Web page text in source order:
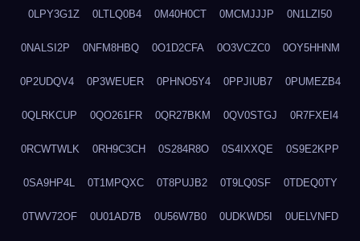
0LPY3G1Z 0LTLQ0B4 0M40H0CT 0MCMJJJP 0N1LZI50
0NALSI2P 0NFM8HBQ 0O1D2CFA 0O3VCZC0 0OY5HHNM
0P2UDQV4 0P3WEUER 0PHNO5Y4 0PPJIUB7 0PUMEZB4
0QLRKCUP 0QO261FR 0QR27BKM 0QV0STGJ 0R7FXEI4
0RCWTWLK 0RH9C3CH 0S284R8O 0S4IXXQE 0S9E2KPP
0SA9HP4L 0T1MPQXC 0T8PUJB2 0T9LQ0SF 0TDEQ0TY
0TWV72OF 0U01AD7B 0U56W7B0 0UDKWD5I 0UELVNFD